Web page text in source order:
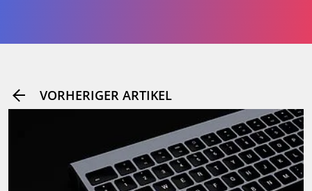
VORHERIGER ARTIKEL